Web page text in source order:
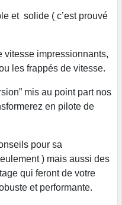
et solide ( c’est prouvé
vitesse impressionnants,
les frappés de vitesse.
mis au point part nos
en pilote de
pour sa
) mais aussi des
qui feront de votre
et performante.